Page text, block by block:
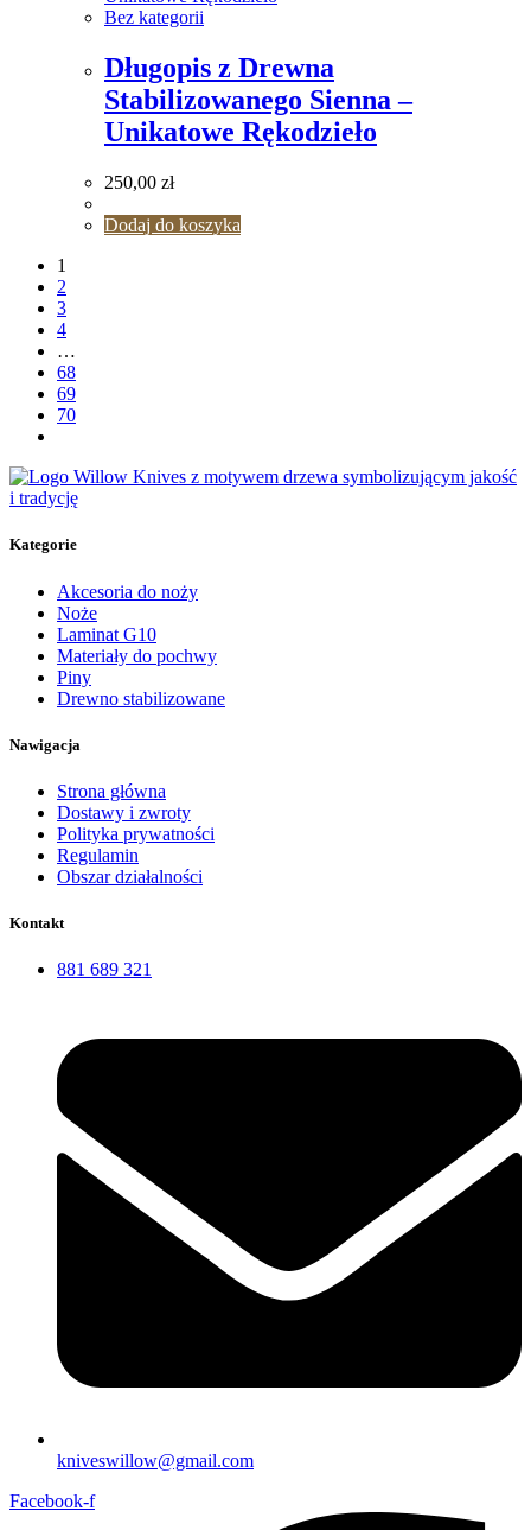
Bez kategorii
Długopis z Drewna
Stabilizowanego Sienna –
Unikatowe Rękodzieło
250,00 zł
Dodaj do koszyka
1
2
3
4
…
68
69
70
Kategorie
Akcesoria do noży
Noże
Laminat G10
Materiały do pochwy
Piny
Drewno stabilizowane
Nawigacja
Strona główna
Dostawy i zwroty
Polityka prywatności
Regulamin
Obszar działalności
Kontakt
881 689 321
kniveswillow@gmail.com
Facebook-f